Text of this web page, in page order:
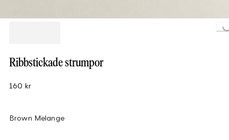
Ribbstickade strumpor
160 kr
Brown Melange